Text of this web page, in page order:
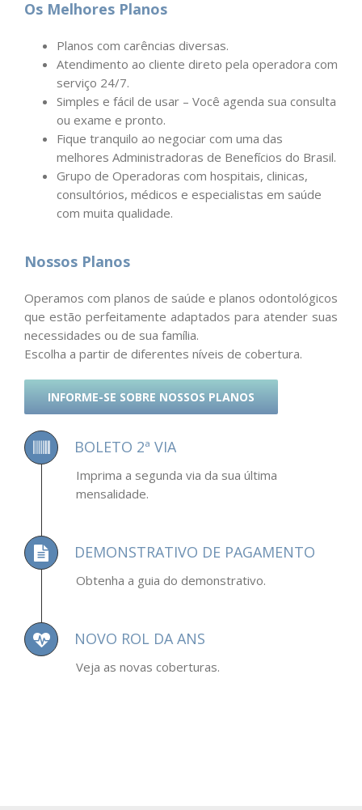
Os Melhores Planos
Planos com carências diversas.
Atendimento ao cliente direto pela operadora com
serviço 24/7.
Simples e fácil de usar – Você agenda sua consulta
ou exame e pronto.
Fique tranquilo ao negociar com uma das
melhores Administradoras de Benefícios do Brasil.​
​Grupo de Operadoras com hospitais, clinicas,
consultórios, médicos e especialistas em saúde
com muita qualidade.
Nossos Planos
Operamos com planos de saúde e planos odontológicos
que estão perfeitamente adaptados para atender suas
necessidades ou de sua família.
Escolha a partir de diferentes níveis de cobertura.
INFORME-SE SOBRE NOSSOS PLANOS
BOLETO 2ª VIA
Imprima a segunda via da sua última
mensalidade.
DEMONSTRATIVO DE PAGAMENTO
Obtenha a guia do demonstrativo.
NOVO ROL DA ANS
Veja as novas coberturas.